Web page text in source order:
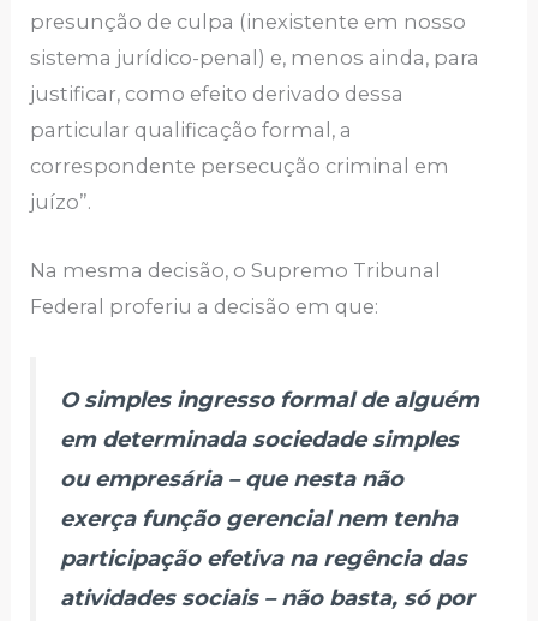
presunção de culpa (inexistente em nosso
sistema jurídico-penal) e, menos ainda, para
justificar, como efeito derivado dessa
particular qualificação formal, a
correspondente persecução criminal em
juízo”.
Na mesma decisão, o Supremo Tribunal
Federal proferiu a decisão em que:
O simples ingresso formal de alguém
em determinada sociedade simples
ou empresária – que nesta não
exerça função gerencial nem tenha
participação efetiva na regência das
atividades sociais – não basta, só por